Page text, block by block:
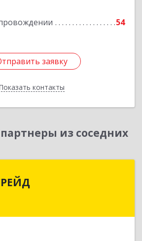
54
заявку
контакты
Подробнее
заявку
Назад
из соседних
Респ, Грозный г, Полярников